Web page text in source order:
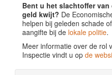
Bent u het slachtoffer
geld kwijt? De
helpen bij geleden schade
aangifte bij de lokale politie.
Meer informatie over de rol
Inspectie vindt u op de